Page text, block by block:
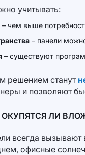
учитывать:
– чем выше
– панели
– существуют
решением станут
и позволяют
ЛИ
всегда вызывают
офисные